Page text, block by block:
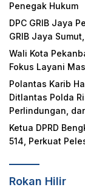
Penegak Hukum
DPC GRIB Jaya
GRIB Jaya
Wali Kota
Fokus Layani
Polantas Karib
Ditlantas Polda
Perlindungan,
Ketua DPRD
514, Perkuat
Rokan Hilir